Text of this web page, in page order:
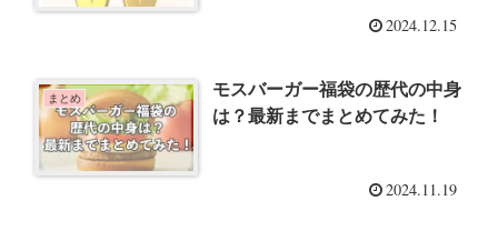
2024.12.15
まとめ
モスバーガー福袋の歴代の中身
は？最新までまとめてみた！
2024.11.19